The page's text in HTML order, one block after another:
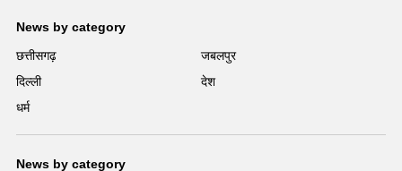
News by category
छत्तीसगढ़
जबलपुर
दिल्ली
देश
धर्म
News by category